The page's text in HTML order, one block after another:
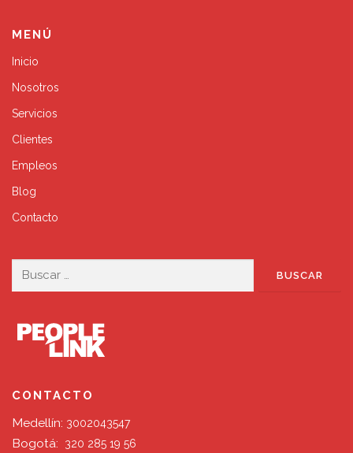
MENÚ
Inicio
Nosotros
Servicios
Clientes
Empleos
Blog
Contacto
Buscar:
CONTACTO
Medellín: 3002043547
Bogotá: 320 285 19 56